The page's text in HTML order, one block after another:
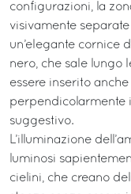
configurazioni, la
visivamente
un’elegante cornice
nero, che sale lungo
essere inserito
perpendicolarmente
suggestivo.
L’illuminazione
luminosi
cielini, che creano